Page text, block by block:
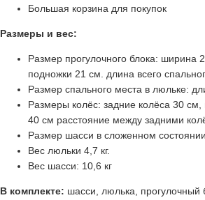
Большая корзина для покупок
Размеры и вес:
Размер прогулочного блока: ширина
подножки 21 см. длина всего
Размер спального места в люльке:
Размеры колёс: задние колёса 30
40 см расстояние между задними
Размер шасси в сложенном
Вес люльки 4,7 кг.
Вес шасси: 10,6 кг
В комплекте: шасси, люлька, прогулочный